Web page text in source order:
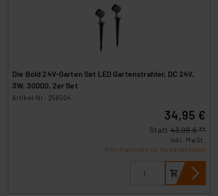
Die Bold 24V-Garten Set LED Gartenstrahler, DC 24V,
3W, 30000, 2er Set
Artikel-Nr. 258504
34,95 €
Statt 43,99 € **
inkl. MwSt.
Informationen zu Versandkosten